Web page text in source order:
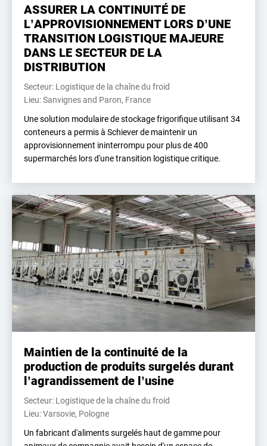
ASSURER LA CONTINUITÉ DE
L’APPROVISIONNEMENT LORS D’UNE
TRANSITION LOGISTIQUE MAJEURE
DANS LE SECTEUR DE LA
DISTRIBUTION
Secteur: Logistique de la chaîne du froid
Lieu: Sanvignes and Paron, France
Une solution modulaire de stockage frigorifique utilisant 34
conteneurs a permis à Schiever de maintenir un
approvisionnement ininterrompu pour plus de 400
supermarchés lors d'une transition logistique critique.
Maintien de la continuité de la
production de produits surgelés durant
l’agrandissement de l’usine
Secteur: Logistique de la chaîne du froid
Lieu: Varsovie, Pologne
Un fabricant d'aliments surgelés haut de gamme pour